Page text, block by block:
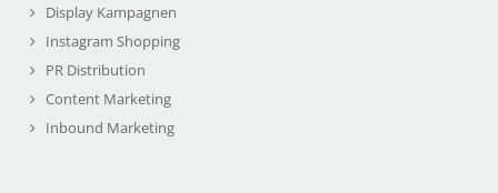
Display Kampagnen
Instagram Shopping
PR Distribution
Content Marketing
Inbound Marketing